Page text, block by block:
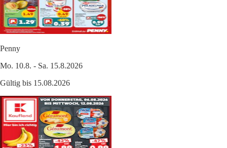
Penny
Mo. 10.8. - Sa. 15.8.2026
Gültig bis 15.08.2026